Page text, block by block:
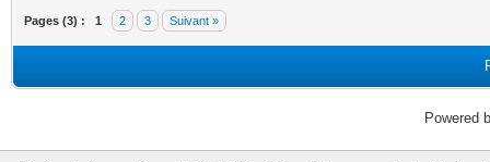
Pages (3) : 1 2 3 Suivant »
Powered